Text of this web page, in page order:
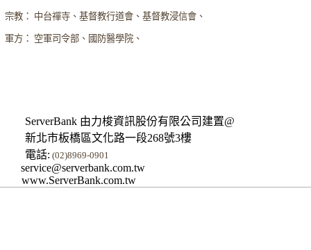
宗教： 中台禪寺、基督教行道會、基督教浸信會、
軍方： 空軍司令部、國防醫學院、
ServerBank 由力梭資訊股份有限公司建置@
新北市板橋區文化路一段268號3樓
電話: (02)8969-0901
service@serverbank.com.tw
www.ServerBank.com.tw